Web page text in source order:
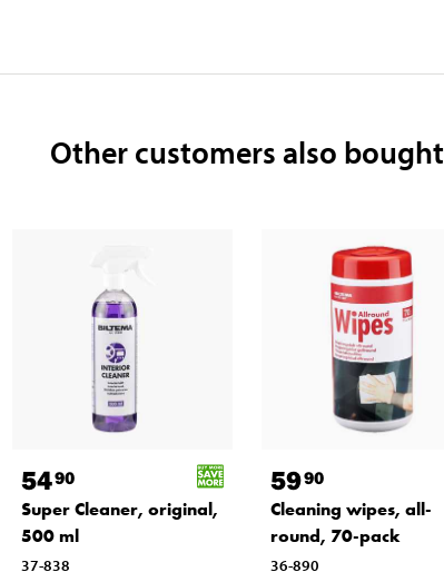
Other customers also bought
5490
Super Cleaner, original,
500 ml
37-838
5990
Cleaning wipes, all-
round, 70-pack
36-890